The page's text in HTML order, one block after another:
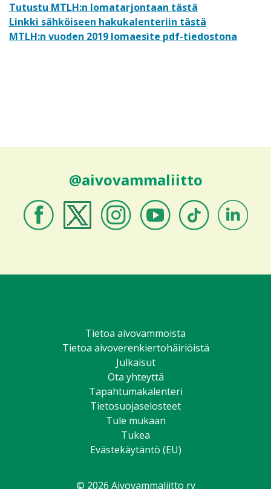
Tutustu MTLH:n lomatarjontaan tästä
Linkki sähköiseen hakukalenteriin tästä
MTLH:n vuoden 2019 lomaesite pdf-tiedostona
@aivovammaliitto
Tietoa aivovammoista
Tietoa aivoverenkiertohäiriöistä
Julkaisut
Ota yhteyttä
Tapahtumakalenteri
Tietosuojaselosteet
Tule mukaan
Tukea
Evästekäytäntö (EU)
© 2026 Aivovammaliitto ry